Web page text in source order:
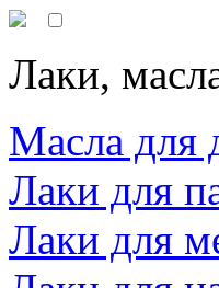
Лаки,
Масла для
Лаки для
Лаки для